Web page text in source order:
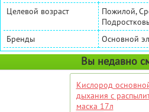
Целевой возраст
Пожилой,
Бренды
Основной
Вы недавно
Кислород
дыхания с
маска 17л